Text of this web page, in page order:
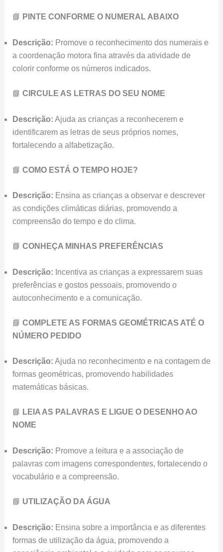
📘 PINTE CONFORME O NUMERAL ABAIXO
Descrição: Promove o reconhecimento dos numerais e
a coordenação motora fina através da atividade de
colorir conforme os números indicados.
📘 CIRCULE AS LETRAS DO SEU NOME
Descrição: Ajuda as crianças a reconhecerem e
identificarem as letras de seus próprios nomes,
fortalecendo a alfabetização.
📘 COMO ESTÁ O TEMPO HOJE?
Descrição: Ensina as crianças a observar e descrever
as condições climáticas diárias, promovendo a
compreensão do tempo e do clima.
📘 CONHEÇA MINHAS PREFERÊNCIAS
Descrição: Incentiva as crianças a expressarem suas
preferências e gostos pessoais, promovendo o
autoconhecimento e a comunicação.
📘 COMPLETE AS FORMAS GEOMÉTRICAS ATÉ O
NÚMERO PEDIDO
Descrição: Ajuda no reconhecimento e na contagem de
formas geométricas, promovendo habilidades
matemáticas básicas.
📘 LEIA AS PALAVRAS E LIGUE O DESENHO AO
NOME
Descrição: Promove a leitura e a associação de
palavras com imagens correspondentes, fortalecendo o
vocabulário e a compreensão.
📘 UTILIZAÇÃO DA ÁGUA
Descrição: Ensina sobre a importância e as diferentes
formas de utilização da água, promovendo a